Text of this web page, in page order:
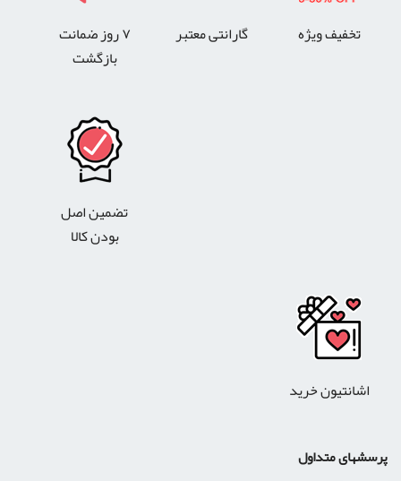
تخفیف ویژه گارانتی معتبر
۷ روز ضمانت
بازگشت
تضمین اصل
بودن کالا
اشانتیون خرید
پرسشهای متداول